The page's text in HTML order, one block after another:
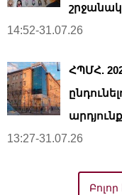
14:52-31.07.26
ՀՊՄՀ.
13:27-31.07.26